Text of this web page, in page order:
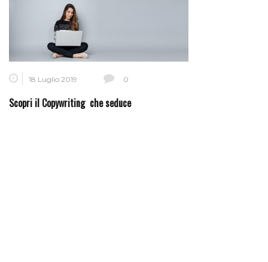
18 Luglio 2019 0
Scopri il Copywriting che seduce